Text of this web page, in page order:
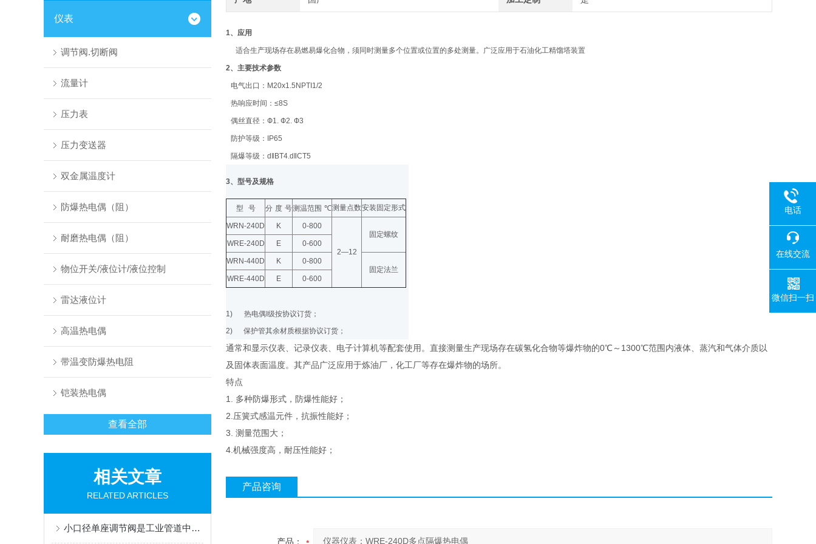
仪表
调节阀.切断阀
流量计
压力表
压力变送器
双金属温度计
防爆热电偶（阻）
耐磨热电偶（阻）
物位开关/液位计/液位控制
雷达液位计
高温热电偶
带温变防爆热电阻
铠装热电偶
查看全部
相关文章
RELATED ARTICLES
小口径单座调节阀是工业管道中的精密流量控制单元
1、应用
适合生产现场存在易燃易爆化合物，须同时测量多个位置或位置的多处测量。广泛应用于石油化工精馏塔装置
2、主要技术参数
电气出口： M20x1.5NPTI1/2
热响应时间： ≤8S
偶丝直径： Ф1. Ф2. Ф3
防护等级： IP65
隔爆等级： d‖BT4.d‖CT5
3、型号及规格
型 号 分 度 号测温范围 ℃测量点数安装固定形式
WRN-240D K 0-800
2—12
固定螺纹
WRE-240D
E 0-600
WRN-440D K
0-800
固定法兰
WRE-440D
E 0-600
1) 热电偶 级按协议订货；
2) 保护管其余材质根据协议订货；
通常和显示仪表、记录仪表、电子计算机等配套使用。直接测量生产现场存在碳氢化合物等爆炸物的0℃～1300℃范围内液体、蒸汽和气体介质以
及固体表面温度。其产品广泛应用于炼油厂，化工厂等存在爆炸物的场所。
特点
1. 多种防爆形式，防爆性能好；
2.压簧式感温元件，抗振性能好；
3. 测量范围大；
4.机械强度高，耐压性能好；
产品咨询
产品：
电话
在线交流
微信扫一扫